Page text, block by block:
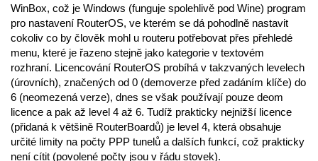
WinBox, což je Windows (funguje spolehlivě pod Wine) program
pro nastavení RouterOS, ve kterém se dá pohodlně nastavit
cokoliv co by člověk mohl u routeru potřebovat přes přehledé
menu, které je řazeno stejně jako kategorie v textovém
rozhraní. Licencování RouterOS probíhá v takzvaných levelech
(úrovních), značených od 0 (demoverze před zadáním klíče) do
6 (neomezená verze), dnes se však používají pouze deom
licence a pak až level 4 až 6. Tudíž prakticky nejnižší licence
(přidaná k většině RouterBoardů) je level 4, která obsahuje
určité limity na počty PPP tunelů a dalších funkcí, což prakticky
není cítit (povolené počty jsou v řádu stovek).